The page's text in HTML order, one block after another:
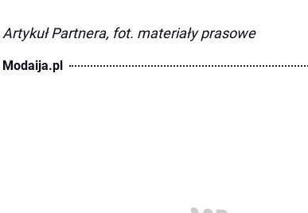
Artykuł Partnera, fot. materiały prasowe
Modaija.pl